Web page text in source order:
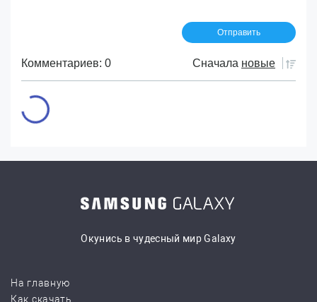
Комментариев: 0 Сначала новые
Окунись в чудесный мир Galaxy
На главную
Как скачать